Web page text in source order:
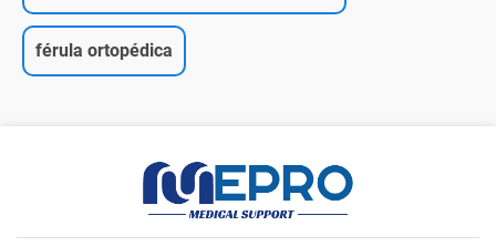
férula ortopédica